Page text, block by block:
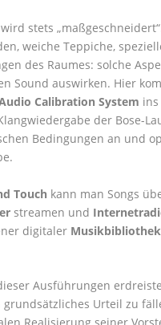
stets
weiche Teppiche,
des Raumes: solche
Sound auswirken. Hier
Calibration System ins
der Bose-
Bedingungen an und
Touch kann man Songs
streamen und
digitaler Musikbibliothek
Ausführungen
grundsätzliches Urteil zu